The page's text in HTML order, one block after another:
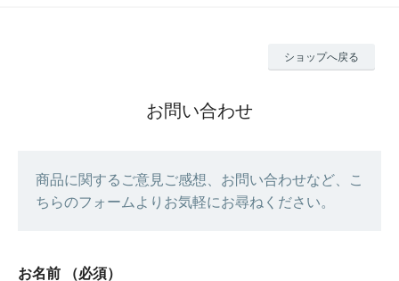
ショップへ戻る
お問い合わせ
商品に関するご意見ご感想、お問い合わせなど、こ
ちらのフォームよりお気軽にお尋ねください。
お名前 （必須）